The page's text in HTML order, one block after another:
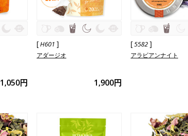
1,050円
[H601 ]
アダージオ
1,900円
[5582]
アラビアンナイト